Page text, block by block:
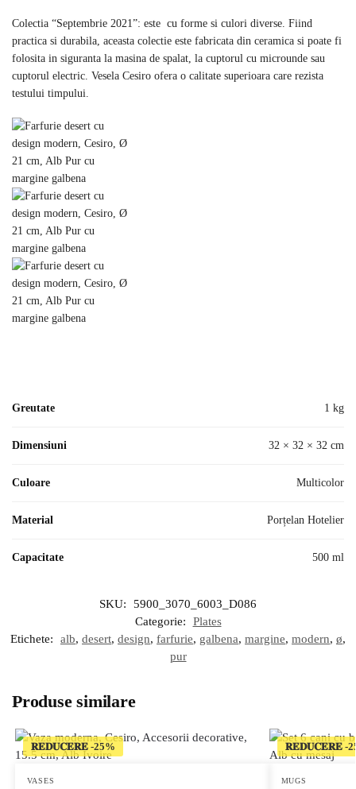
Colectia “Septembrie 2021”: este cu forme si culori diverse. Fiind
practica si durabila, aceasta colectie este fabricata din ceramica si poate fi
folosita in siguranta la masina de spalat, la cuptorul cu microunde sau
cuptorul electric. Vesela Cesiro ofera o calitate superioara care rezista
testului timpului.
Greutate 1 kg
Dimensiuni 32 × 32 × 32 cm
Culoare Multicolor
Material Porțelan Hotelier
Capacitate 500 ml
SKU:
5900_3070_6003_D086
Categorie:
Plates
Etichete:
alb, desert, design, farfurie, galbena, margine, modern, ø,
pur
Produse similare
𝐑𝐄𝐃𝐔𝐂𝐄𝐑𝐄
VASES
𝐑𝐄𝐃𝐔𝐂𝐄𝐑𝐄
MUGS